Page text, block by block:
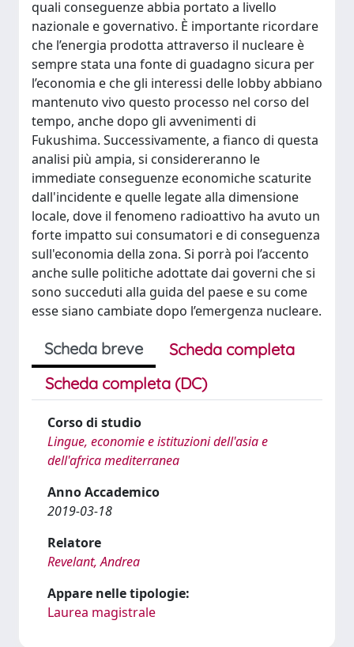
quali conseguenze abbia portato a livello
nazionale e governativo. È importante ricordare
che l’energia prodotta attraverso il nucleare è
sempre stata una fonte di guadagno sicura per
l’economia e che gli interessi delle lobby abbiano
mantenuto vivo questo processo nel corso del
tempo, anche dopo gli avvenimenti di
Fukushima. Successivamente, a fianco di questa
analisi più ampia, si considereranno le
immediate conseguenze economiche scaturite
dall'incidente e quelle legate alla dimensione
locale, dove il fenomeno radioattivo ha avuto un
forte impatto sui consumatori e di conseguenza
sull'economia della zona. Si porrà poi l’accento
anche sulle politiche adottate dai governi che si
sono succeduti alla guida del paese e su come
esse siano cambiate dopo l’emergenza nucleare.
Scheda breve
Scheda completa
Scheda completa (DC)
Corso di studio
Lingue, economie e istituzioni dell'asia e
dell'africa mediterranea
Anno Accademico
2019-03-18
Relatore
Revelant, Andrea
Appare nelle tipologie:
Laurea magistrale